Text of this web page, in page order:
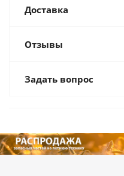
Доставка
Отзывы
Задать вопрос